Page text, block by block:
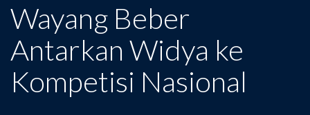
Wayang Beber
Antarkan Widya ke
Kompetisi Nasional